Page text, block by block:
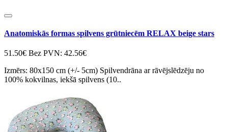
Anatomiskās formas spilvens grūtniecēm RELAX beige stars
51.50€ Bez PVN: 42.56€
Izmērs: 80x150 cm (+/- 5cm) Spilvendrāna ar rāvējslēdzēju no
100% kokvilnas, iekšā spilvens (10..